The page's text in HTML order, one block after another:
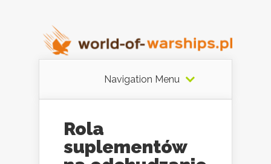
Navigation Menu
Rola
suplementów